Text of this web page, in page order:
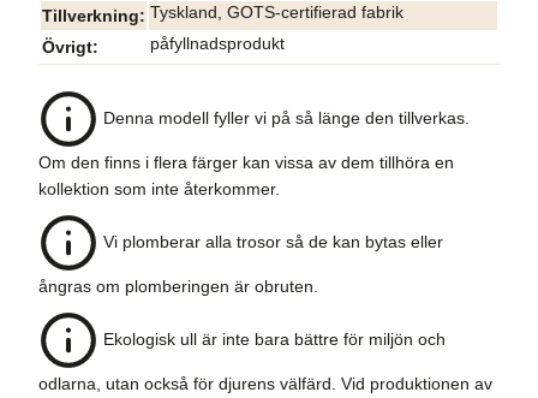
Tillverkning
Tyskland, GOTS-certifierad fabrik
Övrigt
påfyllnadsprodukt
Denna modell fyller vi på så länge den tillverkas.
Om den finns i flera färger kan vissa av dem tillhöra en
kollektion som inte återkommer.
Vi plomberar alla trosor så de kan bytas eller
ångras om plomberingen är obruten.
Ekologisk ull är inte bara bättre för miljön och
odlarna, utan också för djurens välfärd. Vid produktionen av